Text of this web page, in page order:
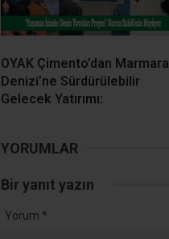
OYAK Çimento’dan Marmara
Denizi’ne Sürdürülebilir
Gelecek Yatırımı:
YORUMLAR
Bir yanıt yazın
Yorum *